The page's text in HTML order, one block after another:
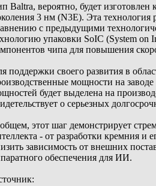
Baltra, вероятно, будет
3 нм (N3E). Эта технология
с предыдущими
упаковки SoIC (System on
чипа для повышения
поддержки своего развития в
мощности на
будет выделена на
о серьезных
этот шаг демонстрирует
- от разработки кремния и
зависимость от внешних
обеспечения для ИИ.